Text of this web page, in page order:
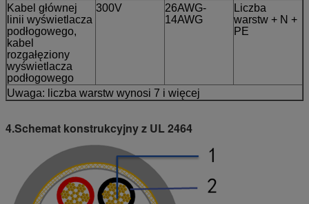
Kabel głównej
linii wyświetlacza
podłogowego,
kabel
rozgałęziony
wyświetlacza
podłogowego
300V
26AWG-
14AWG
Liczba
warstw + N +
PE
Uwaga: liczba warstw wynosi 7 i więcej
4.Schemat konstrukcyjny z UL 2464